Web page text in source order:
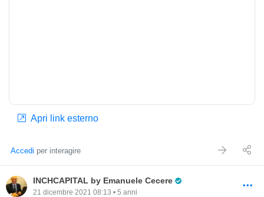
Apri link esterno
Accedi per interagire
INCHCAPITAL by Emanuele Cecere
21 dicembre 2021 08:13 • 5 anni